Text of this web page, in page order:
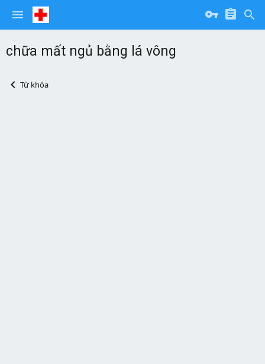
chữa mất ngủ bằng lá vông
Từ khóa